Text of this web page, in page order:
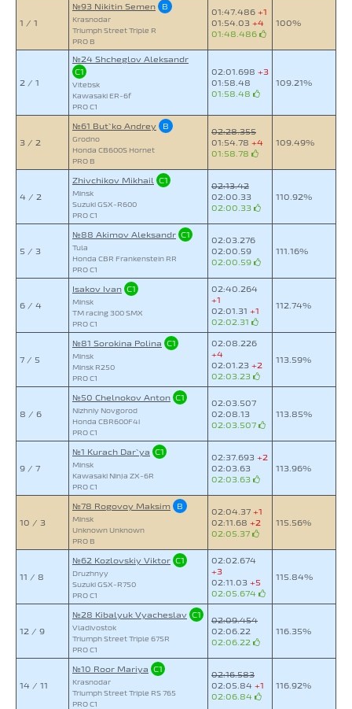
1 / 1
№93 Nikitin Semen B
Krasnodar
Triumph Street Triple R
PRO B
01:47.486 +1
01:54.03 +4
01:48.486
100%
2 / 1
№24 Shcheglov Aleksandr
C1
Vitebsk
Kawasaki ER-6f
PRO C1
02:01.698 +3
01:58.48
01:58.48
109.21%
3 / 2
№61 But`ko Andrey B
Grodno
Honda CB600S Hornet
PRO B
02:28.355
01:54.78 +4
01:58.78
109.49%
4 / 2
Zhivchikov Mikhail C1
Minsk
Suzuki GSX-R600
PRO C1
02:13.42
02:00.33
02:00.33
110.92%
5 / 3
№88 Akimov Aleksandr C1
Tula
Honda CBR Frankenstein RR
PRO C1
02:03.276
02:00.59
02:00.59
111.16%
6 / 4
Isakov Ivan C1
Minsk
TM racing 300 SMX
PRO C1
02:40.264
+1
02:01.31 +1
02:02.31
112.74%
7 / 5
№81 Sorokina Polina C1
Minsk
Minsk R250
PRO C1
02:08.226
+4
02:01.23 +2
02:03.23
113.59%
8 / 6
№50 Chelnokov Anton C1
Nizhniy Novgorod
Honda CBR600F4i
PRO C1
02:03.507
02:08.13
02:03.507
113.85%
9 / 7
№1 Kurach Dar`ya C1
Minsk
Kawasaki Ninja ZX-6R
PRO C1
02:37.693 +2
02:03.63
02:03.63
113.96%
10 / 3
№78 Rogovoy Maksim B
Minsk
Unknown Unknown
PRO B
02:04.37 +1
02:11.68 +2
02:05.37
115.56%
11 / 8
№62 Kozlovskiy Viktor C1
Druzhnyy
Suzuki GSX-R750
PRO C1
02:02.674
+3
02:11.03 +5
02:05.674
115.84%
12 / 9
№28 Kibalyuk Vyacheslav C1
Vladivostok
Triumph Street Triple 675R
PRO C1
02:09.454
02:06.22
02:06.22
116.35%
14 / 11
№10 Roor Mariya C1
Krasnodar
Triumph Street Triple RS 765
PRO C1
02:16.583
02:05.84 +1
02:06.84
116.92%